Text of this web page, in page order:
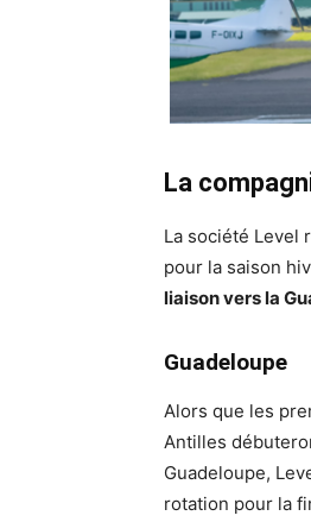
La
La société Level
pour la saison
liaison vers la
Guadeloupe
Alors que les
Antilles
Guadeloupe,
rotation pour la